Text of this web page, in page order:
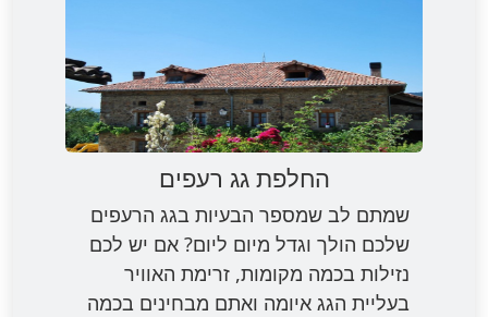
החלפת גג רעפים
שמתם לב שמספר הבעיות בגג הרעפים
שלכם הולך וגדל מיום ליום? אם יש לכם
נזילות בכמה מקומות, זרימת האוויר
בעליית הגג איומה ואתם מבחינים בכמה